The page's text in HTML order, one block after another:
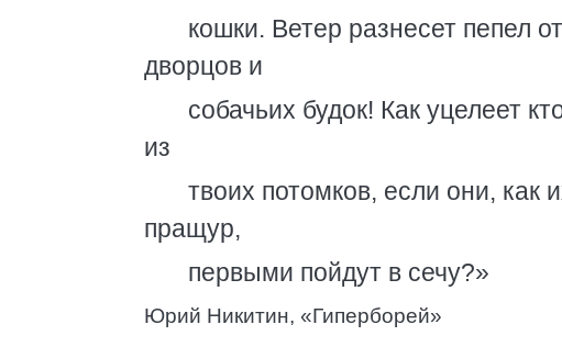
кошки. Ветер разнесет пепел от
дворцов и
собачьих будок! Как уцелеет
из
твоих потомков, если они, как
пращур,
первыми пойдут в сечу?»
Юрий Никитин, «Гиперборей»